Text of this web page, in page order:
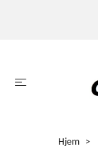
Hjem